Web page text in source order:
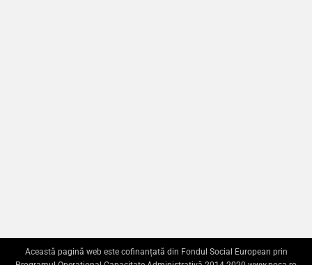
Această pagină web este cofinanțată din Fondul Social European prin